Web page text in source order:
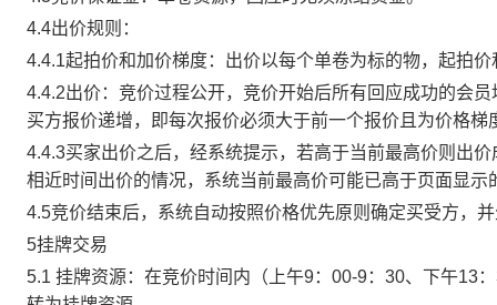
4.4出价规则：
4.4.1起拍价和加价梯度：出价以每个单卷为标的物，起拍
4.4.2出价：竞价过程公开，竞价开始后所有回应成功的会
买方报价递增，即每次报价必须大于前一个报价且为价格
4.4.3买家出价之后，经系统提示，若高于当前最高价则出
相近时间出价的情况，系统当前最高价可能已高于页面显示
4.5竞价结束后，系统自动按照价格优先原则确定买受方，
5挂牌交易
5.1 挂牌资源：在竞价时间内（上午9：00-9：30、下午13